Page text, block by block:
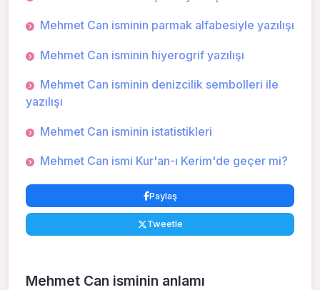
Mehmet Can isminin parmak alfabesiyle yazılışı
Mehmet Can isminin hiyerogrif yazılışı
Mehmet Can isminin denizcilik sembolleri ile
yazılışı
Mehmet Can isminin istatistikleri
Mehmet Can ismi Kur'an-ı Kerim'de geçer mi?
Paylaş
Tweetle
Mehmet Can isminin anlamı